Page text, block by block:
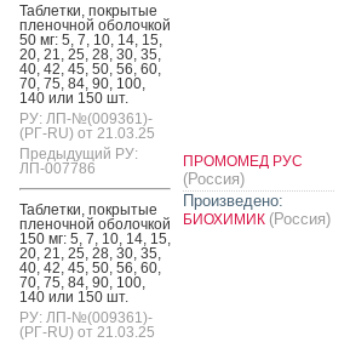
Таб­летки, пок­ры­тые
пле­ноч­ной обо­лоч­кой
50 мг: 5, 7, 10, 14, 15,
20, 21, 25, 28, 30, 35,
40, 42, 45, 50, 56, 60,
70, 75, 84, 90, 100,
140 или 150 шт.
РУ: ЛП-№(009361)-
(РГ-RU) от 21.03.25
Предыдущий РУ:
ЛП-007786
Таб­летки, пок­ры­тые
пле­ноч­ной обо­лоч­кой
150 мг: 5, 7, 10, 14, 15,
20, 21, 25, 28, 30, 35,
40, 42, 45, 50, 56, 60,
70, 75, 84, 90, 100,
140 или 150 шт.
РУ: ЛП-№(009361)-
(РГ-RU) от 21.03.25
ПРОМОМЕД РУС
(Россия)
Произведено:
БИОХИМИК (Россия)